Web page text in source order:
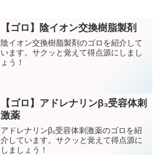
【ゴロ】陰イオン交換樹脂製剤
陰イオン交換樹脂製剤のゴロを紹介して
います。サクッと覚えて得点源にしまし
ょう！
【ゴロ】アドレナリンβ₃受容体刺
激薬
アドレナリンβ₃受容体刺激薬のゴロを紹
介しています。サクッと覚えて得点源に
しましょう！